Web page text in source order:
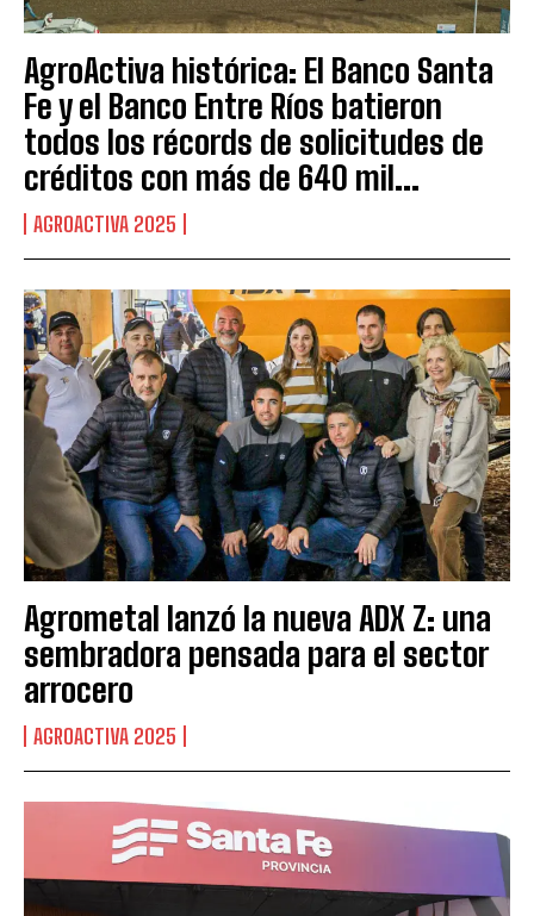
AgroActiva histórica: El Banco Santa
Fe y el Banco Entre Ríos batieron
todos los récords de solicitudes de
créditos con más de 640 mil...
AGROACTIVA 2025
Agrometal lanzó la nueva ADX Z: una
sembradora pensada para el sector
arrocero
AGROACTIVA 2025